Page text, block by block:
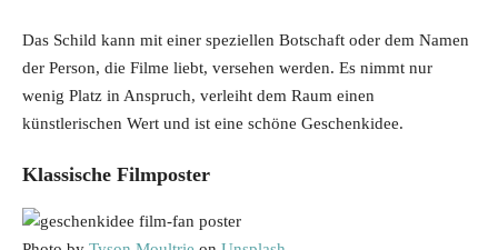
Das Schild kann mit einer speziellen Botschaft oder dem Namen
der Person, die Filme liebt, versehen werden. Es nimmt nur
wenig Platz in Anspruch, verleiht dem Raum einen
künstlerischen Wert und ist eine schöne Geschenkidee.
Klassische Filmposter